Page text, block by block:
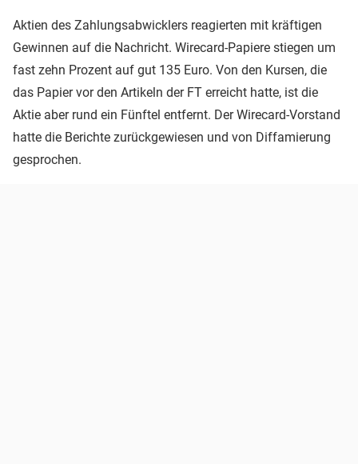
Aktien des Zahlungsabwicklers reagierten mit kräftigen
Gewinnen auf die Nachricht. Wirecard-Papiere stiegen um
fast zehn Prozent auf gut 135 Euro. Von den Kursen, die
das Papier vor den Artikeln der FT erreicht hatte, ist die
Aktie aber rund ein Fünftel entfernt. Der Wirecard-Vorstand
hatte die Berichte zurückgewiesen und von Diffamierung
gesprochen.